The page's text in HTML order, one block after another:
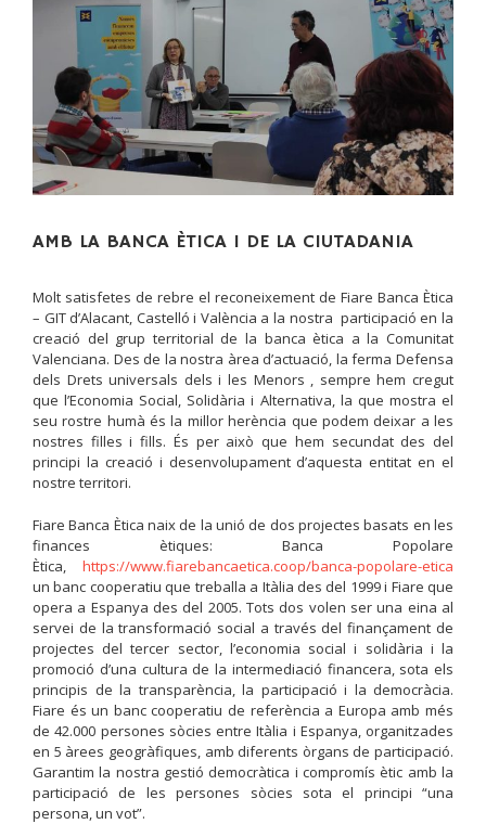
AMB LA BANCA ÈTICA I DE LA CIUTADANIA
Molt satisfetes de rebre el reconeixement de Fiare Banca Ètica
– GIT d’Alacant, Castelló i València a la nostra participació en la
creació del grup territorial de la banca ètica a la Comunitat
Valenciana. Des de la nostra àrea d’actuació, la ferma Defensa
dels Drets universals dels i les Menors , sempre hem cregut
que l’Economia Social, Solidària i Alternativa, la que mostra el
seu rostre humà és la millor herència que podem deixar a les
nostres filles i fills. És per això que hem secundat des del
principi la creació i desenvolupament d’aquesta entitat en el
nostre territori.
Fiare Banca Ètica naix de la unió de dos projectes basats en les
finances ètiques: Banca Popolare
Ètica, https://www.fiarebancaetica.coop/banca-popolare-etica
un banc cooperatiu que treballa a Itàlia des del 1999 i Fiare que
opera a Espanya des del 2005. Tots dos volen ser una eina al
servei de la transformació social a través del finançament de
projectes del tercer sector, l’economia social i solidària i la
promoció d’una cultura de la intermediació financera, sota els
principis de la transparència, la participació i la democràcia.
Fiare és un banc cooperatiu de referència a Europa amb més
de 42.000 persones sòcies entre Itàlia i Espanya, organitzades
en 5 àrees geogràfiques, amb diferents òrgans de participació.
Garantim la nostra gestió democràtica i compromís ètic amb la
participació de les persones sòcies sota el principi “una
persona, un vot”.